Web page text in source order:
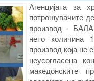
Агенцијата за
потрошувачите
производ -
нето количина
производ која не
неусогласена
македонските